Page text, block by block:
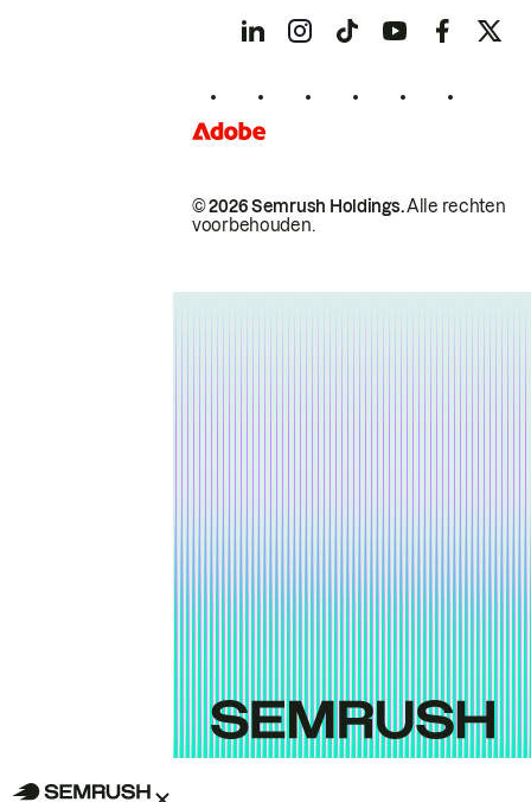
© 2026 Semrush Holdings.Alle rechten
voorbehouden.